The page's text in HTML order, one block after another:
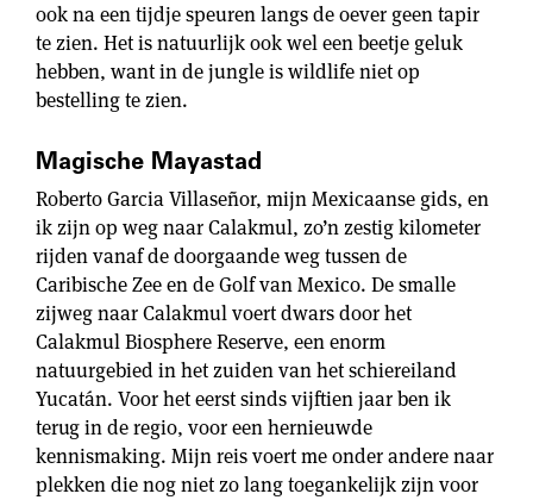
ook na een tijdje speuren langs de oever geen tapir
te zien. Het is natuurlijk ook wel een beetje geluk
hebben, want in de jungle is wildlife niet op
bestelling te zien.
Magische Mayastad
Roberto Garcia Villaseñor, mijn Mexicaanse gids, en
ik zijn op weg naar Calakmul, zo’n zestig kilometer
rijden vanaf de doorgaande weg tussen de
Caribische Zee en de Golf van Mexico. De smalle
zijweg naar Calakmul voert dwars door het
Calakmul Biosphere Reserve, een enorm
natuurgebied in het zuiden van het schiereiland
Yucatán. Voor het eerst sinds vijftien jaar ben ik
terug in de regio, voor een hernieuwde
kennismaking. Mijn reis voert me onder andere naar
plekken die nog niet zo lang toegankelijk zijn voor